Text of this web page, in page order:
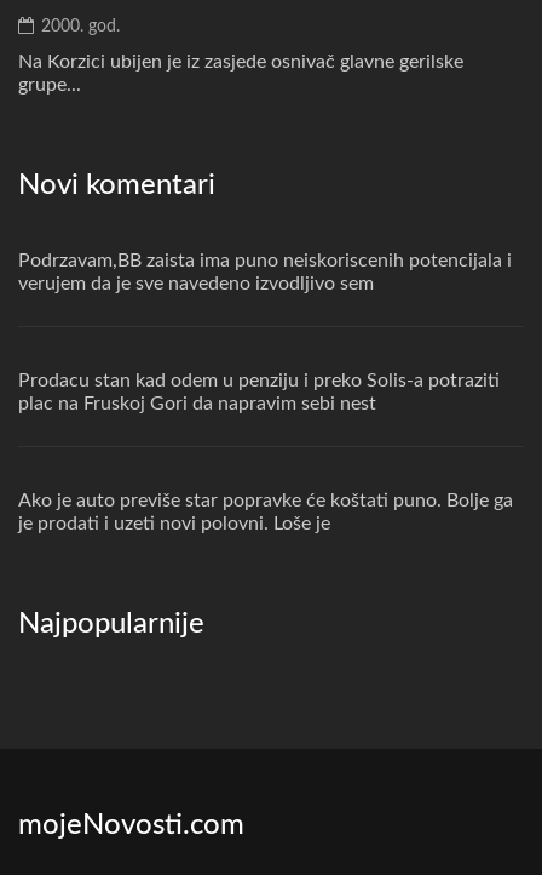
2000. god.
Na Korzici ubijen je iz zasjede osnivač glavne gerilske
grupe...
Novi komentari
Podrzavam,BB zaista ima puno neiskoriscenih potencijala i
verujem da je sve navedeno izvodljivo sem
Prodacu stan kad odem u penziju i preko Solis-a potraziti
plac na Fruskoj Gori da napravim sebi nest
Ako je auto previše star popravke će koštati puno. Bolje ga
je prodati i uzeti novi polovni. Loše je
Najpopularnije
mojeNovosti.com